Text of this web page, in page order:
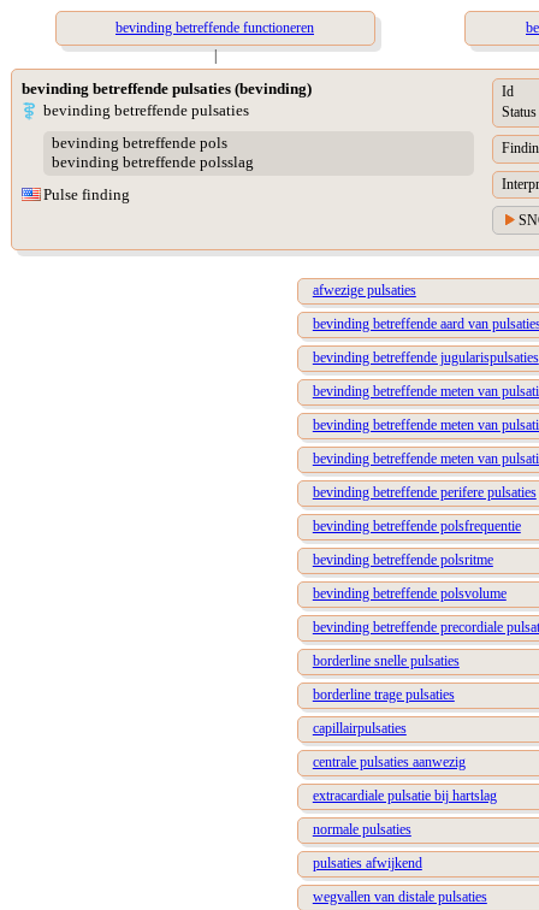
bevinding betreffende functioneren
|
bevinding betreffende pulsaties (bevinding)
bevinding betreffende pulsaties
bevinding betreffende pols
bevinding betreffende polsslag
Pulse finding
Id
Status
afwezige pulsaties
bevinding betreffende aard van
bevinding betreffende jugularispulsaties
bevinding betreffende meten van
bevinding betreffende meten van
bevinding betreffende meten van
bevinding betreffende perifere pulsaties
bevinding betreffende polsfrequentie
bevinding betreffende polsritme
bevinding betreffende polsvolume
bevinding betreffende precordiale
borderline snelle pulsaties
borderline trage pulsaties
capillairpulsaties
centrale pulsaties aanwezig
extracardiale pulsatie bij hartslag
normale pulsaties
pulsaties afwijkend
wegvallen van distale pulsaties